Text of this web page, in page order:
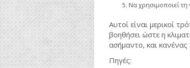
Να χρησιμοποιεί τη
Αυτοί είναι μερικοί
βοηθήσει ώστε η
ασήμαντο, και κανένας
Πηγές: